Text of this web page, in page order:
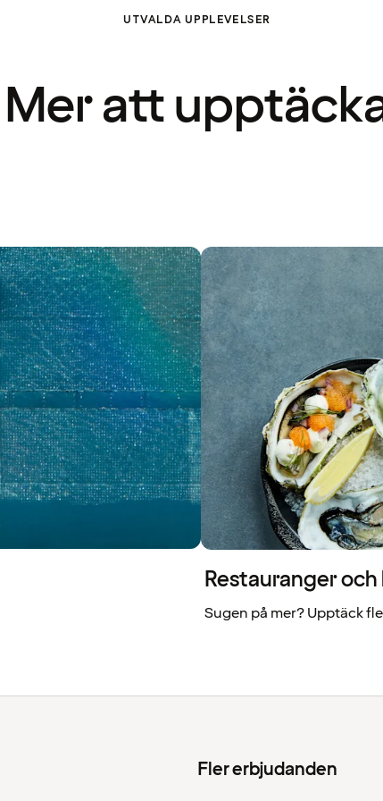
UTVALDA UPPLEVELSER
Mer att
Restauranger
Sugen på mer? Upptäck
Fler erbjudanden